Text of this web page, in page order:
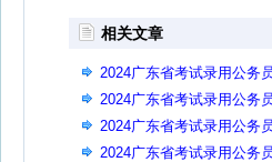
相关文章
2024广东省考试录用公务
事项公告
2024广东省考试录用公务
事项公告
2024广东省考试录用公务
项公告
2024广东省考试录用公务